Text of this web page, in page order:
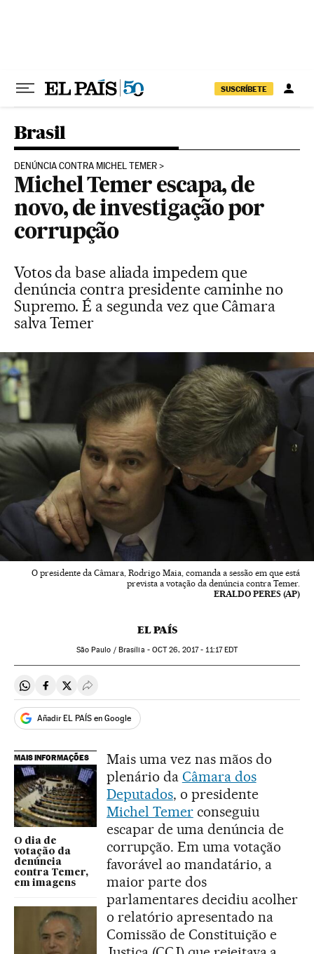
SUSCRÍBETE
Brasil
DENÚNCIA CONTRA MICHEL TEMER
Michel Temer escapa, de
novo, de investigação por
corrupção
Votos da base aliada impedem que
denúncia contra presidente caminhe no
Supremo. É a segunda vez que Câmara
salva Temer
O presidente da Câmara, Rodrigo Maia, comanda a sessão em que está
prevista a votação da denúncia contra Temer.
ERALDO PERES (AP)
EL PAÍS
São Paulo / Brasília - OCT26, 2017 - 11:17EDT
Compartir en Whatsapp
Compartir en Facebook
Compartir en Twitter
Desplegar Redes Sociales
Añadir EL PAÍS en Google
MAIS INFORMAÇÕES
O dia de
votação da
denúncia
contra Temer,
em imagens
Mais uma vez nas mãos do
plenário da Câmara dos
Deputados, o presidente
Michel Temerconseguiu
escapar de uma denúncia de
corrupção. Em uma votação
favorável ao mandatário, a
maior parte dos
parlamentares decidiu acolher
o relatório apresentado na
Comissão de Constituição e